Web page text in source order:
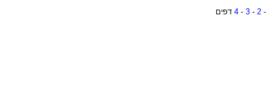
-
2
-
3
-
4 דפים